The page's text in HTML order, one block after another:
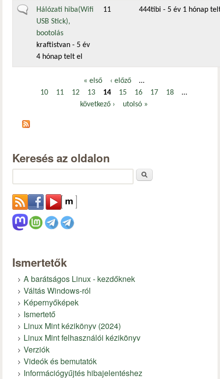
Általános téma
Hálózati hiba(Wifi
USB Stick),
bootolás
kraftistvan - 5 év
4 hónap telt el
11 444tibi - 5 év 1 hónap
Oldalak
« első ‹ előző
…
10
11 12 13 14 15 16 17 18
…
következő ›
utolsó »
Keresés az oldalon
Ismertetők
A barátságos Linux - kezdőknek
Váltás Windows-ról
Képernyőképek
Ismertető
Linux Mint kézikönyv (2024)
Linux Mint felhasználói kézikönyv
Verziók
Videók és bemutatók
Információgyűjtés hibajelentéshez